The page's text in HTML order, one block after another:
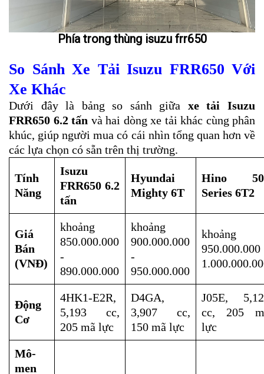
Phía trong thùng isuzu frr650
So Sánh Xe Tải Isuzu FRR650 Với
Xe Khác
Dưới đây là bảng so sánh giữa xe tải Isuzu
FRR650 6.2 tấn và hai dòng xe tải khác cùng phân
khúc, giúp người mua có cái nhìn tổng quan hơn về
các lựa chọn có sẵn trên thị trường.
Tính
Năng
Isuzu
FRR650 6.2
tấn
Hyundai
Mighty 6T
Hino
Series 6T2
Giá
Bán
(VNĐ)
khoảng
850.000.000
-
890.000.000
khoảng
900.000.000
-
950.000.000
khoảng
Động
Cơ
4HK1-E2R,
5,193 cc,
205 mã lực
D4GA,
3,907 cc,
150 mã lực
J05E,
cc, 205
lực
Mô-
men